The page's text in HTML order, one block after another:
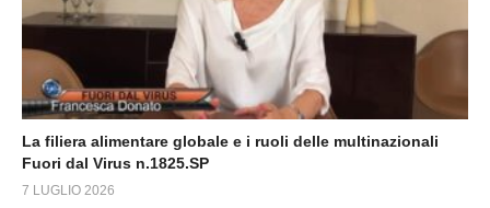
La filiera alimentare globale e i ruoli delle multinazionali
Fuori dal Virus n.1825.SP
7 LUGLIO 2026